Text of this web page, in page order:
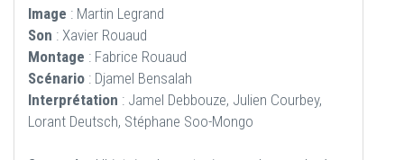
Image : Martin Legrand
Son : Xavier Rouaud
Montage : Fabrice Rouaud
Scénario : Djamel Bensalah
Interprétation : Jamel Debbouze, Julien Courbey,
Lorant Deutsch, Stéphane Soo-Mongo